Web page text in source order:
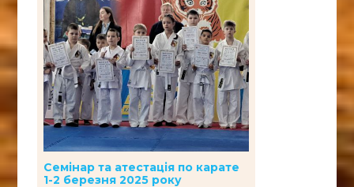
Семінар та атестація по карате
1-2 березня 2025 року